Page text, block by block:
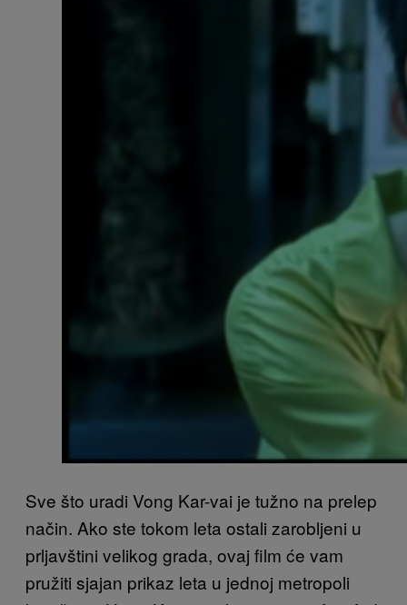
Sve što uradi Vong Kar-vai je tužno na prelep
način. Ako ste tokom leta ostali zarobljeni u
prljavštini velikog grada, ovaj film će vam
pružiti sjajan prikaz leta u jednoj metropoli